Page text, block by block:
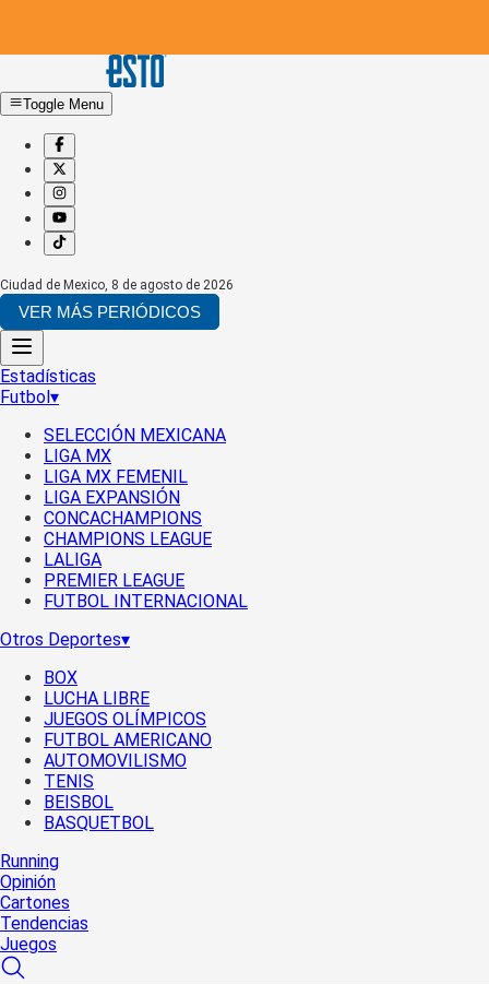
Toggle Menu
Ciudad de Mexico, 8 de agosto de 2026
VER MÁS PERIÓDICOS
Estadísticas
Futbol▾
SELECCIÓN MEXICANA
LIGA MX
LIGA MX FEMENIL
LIGA EXPANSIÓN
CONCACHAMPIONS
CHAMPIONS LEAGUE
LALIGA
PREMIER LEAGUE
FUTBOL INTERNACIONAL
Otros Deportes▾
BOX
LUCHA LIBRE
JUEGOS OLÍMPICOS
FUTBOL AMERICANO
AUTOMOVILISMO
TENIS
BEISBOL
BASQUETBOL
Running
Opinión
Cartones
Tendencias
Juegos